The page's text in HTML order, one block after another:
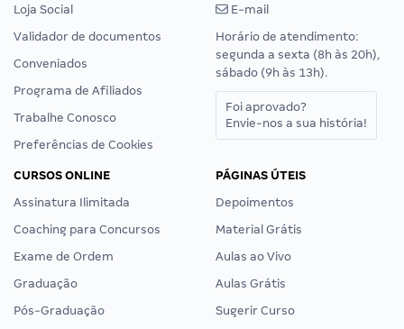
Loja Social
Validador de documentos
Conveniados
Programa de Afiliados
Trabalhe Conosco
Preferências de Cookies
E-mail
Horário de atendimento:
segunda a sexta (8h às 20h),
sábado (9h às 13h).
Foi aprovado?
Envie-nos a sua história!
CURSOS ONLINE
Assinatura Ilimitada
Coaching para Concursos
Exame de Ordem
Graduação
Pós-Graduação
PÁGINAS ÚTEIS
Depoimentos
Material Grátis
Aulas ao Vivo
Aulas Grátis
Sugerir Curso